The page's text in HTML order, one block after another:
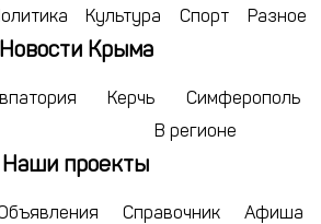
8 10 11 12
Культура Спорт Разное
Новости Крыма
Керчь
Симферополь
В регионе
Наши проекты
Справочник
Афиша